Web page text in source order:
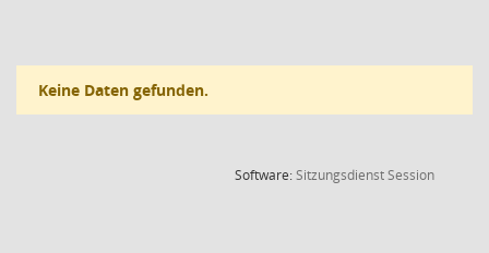
Keine Daten gefunden.
Software:SitzungsdienstSession(Wird in